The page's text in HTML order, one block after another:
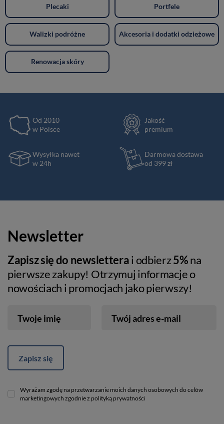
Plecaki Portfele
Walizki podróżne Akcesoria i dodatki odzieżowe
Renowacja skóry
Od 2010
w Polsce
Jakość
premium
Wysyłka nawet
w 24h
Darmowa dostawa
od 399 zł
Newsletter
Zapisz się do newsletterai odbierz5%na
pierwsze zakupy! Otrzymuj informacje o
nowościach i promocjach jako pierwszy!
Twoje imię Twój adres e-mail
Zapisz się
Wyrażam zgodę na przetwarzanie moich danych osobowych do celów
marketingowych zgodnie z polityką prywatności